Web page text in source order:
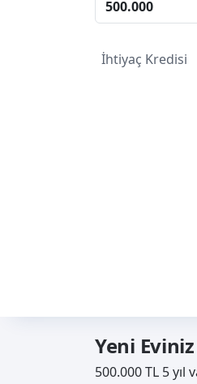
İhtiyaç Kredisi
Yeni
500.000 TL 5